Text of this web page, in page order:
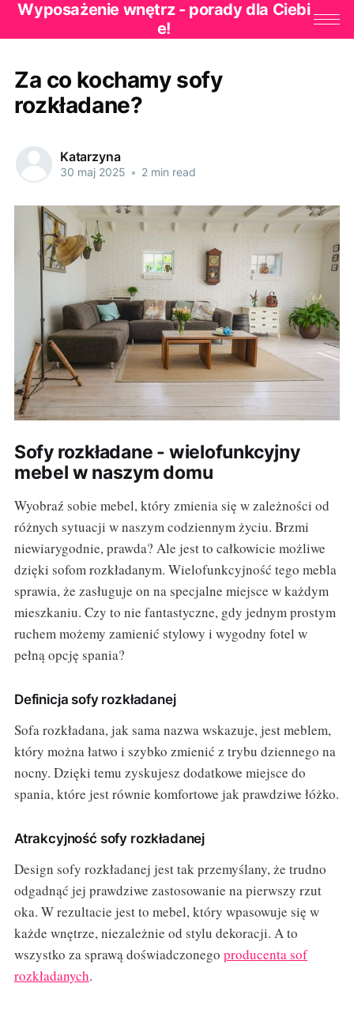
Wyposażenie wnętrz - porady dla Ciebi
e!
Za co kochamy sofy
rozkładane?
Katarzyna
30 maj 2025 • 2 min read
Sofy rozkładane - wielofunkcyjny
mebel w naszym domu
Wyobraź sobie mebel, który zmienia się w zależności od
różnych sytuacji w naszym codziennym życiu. Brzmi
niewiarygodnie, prawda? Ale jest to całkowicie możliwe
dzięki sofom rozkładanym. Wielofunkcyjność tego mebla
sprawia, że zasługuje on na specjalne miejsce w każdym
mieszkaniu. Czy to nie fantastyczne, gdy jednym prostym
ruchem możemy zamienić stylowy i wygodny fotel w
pełną opcję spania?
Definicja sofy rozkładanej
Sofa rozkładana, jak sama nazwa wskazuje, jest meblem,
który można łatwo i szybko zmienić z trybu dziennego na
nocny. Dzięki temu zyskujesz dodatkowe miejsce do
spania, które jest równie komfortowe jak prawdziwe łóżko.
Atrakcyjność sofy rozkładanej
Design sofy rozkładanej jest tak przemyślany, że trudno
odgadnąć jej prawdziwe zastosowanie na pierwszy rzut
oka. W rezultacie jest to mebel, który wpasowuje się w
każde wnętrze, niezależnie od stylu dekoracji. A to
wszystko za sprawą doświadczonego producenta sof
rozkładanych.